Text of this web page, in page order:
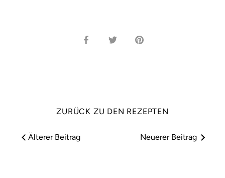
Auf
Anheften
ZURÜCK ZU DEN REZEPTEN
Älterer Beitrag Neuerer Beitrag